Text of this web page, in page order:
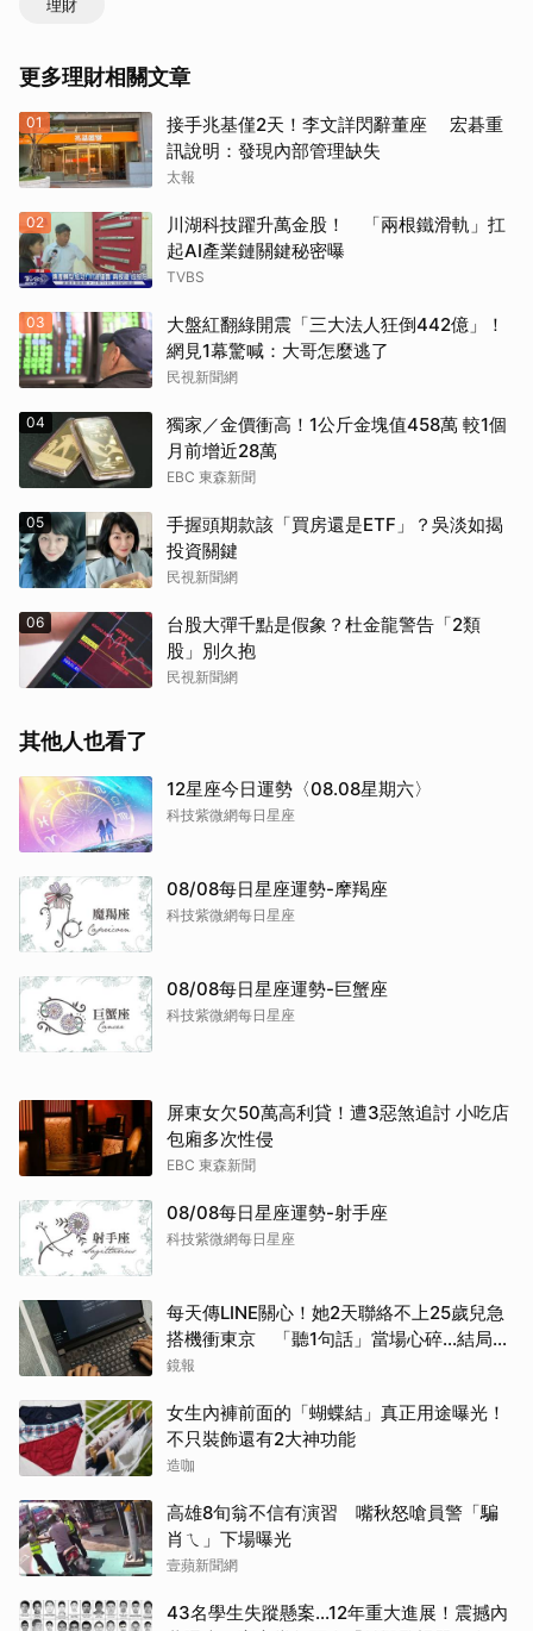
理財
更多理財相關文章
01
接手兆基僅2天！李文詳閃辭董座 宏碁重
訊說明：發現內部管理缺失
太報
02
川湖科技躍升萬金股！ 「兩根鐵滑軌」扛
起AI產業鏈關鍵秘密曝
TVBS
03
大盤紅翻綠開震「三大法人狂倒442億」！
網見1幕驚喊：大哥怎麼逃了
民視新聞網
04
獨家／金價衝高！1公斤金塊值458萬 較1個
月前增近28萬
EBC 東森新聞
05
手握頭期款該「買房還是ETF」？吳淡如揭
投資關鍵
民視新聞網
06
台股大彈千點是假象？杜金龍警告「2類
股」別久抱
民視新聞網
其他人也看了
12星座今日運勢〈08.08星期六〉
科技紫微網每日星座
08/08每日星座運勢-摩羯座
科技紫微網每日星座
08/08每日星座運勢-巨蟹座
科技紫微網每日星座
屏東女欠50萬高利貸！遭3惡煞追討 小吃店
包廂多次性侵
EBC 東森新聞
08/08每日星座運勢-射手座
科技紫微網每日星座
每天傳LINE關心！她2天聯絡不上25歲兒急
搭機衝東京 「聽1句話」當場心碎...結局看
哭網
鏡報
女生內褲前面的「蝴蝶結」真正用途曝光！
不只裝飾還有2大神功能
造咖
高雄8旬翁不信有演習 嘴秋怒嗆員警「騙
肖ㄟ」下場曝光
壹蘋新聞網
43名學生失蹤懸案...12年重大進展！震撼內